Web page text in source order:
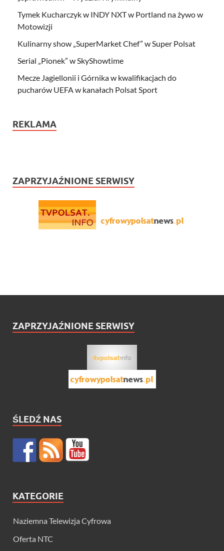
Tymek Kucharczyk w INDY NXT w Portland na żywo w
Motowizji
Kulinarny show „SuperMarket Chef” w Super Polsat
Serial „Pionek” w SkyShowtime
Mecze Jagiellonii i Górnika w kwalifikacjach do
pucharów UEFA w kanałach Polsat Sport
REKLAMA
ZAPRZYJAŹNIONE SERWISY
ZAPRZYJAŹNIONE SERWISY
ŚLEDŹ NAS
KATEGORIE
Naziemna Telewizja Cyfrowa
Oferta NTC